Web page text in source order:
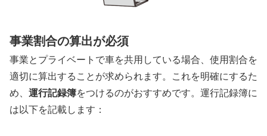
事業割合の算出が必須
事業とプライベートで車を共用している場合、使用割合を
適切に算出することが求められます。これを明確にするた
め、 運行記録簿をつけるのがおすすめです。運行記録簿に
は以下を記載します：